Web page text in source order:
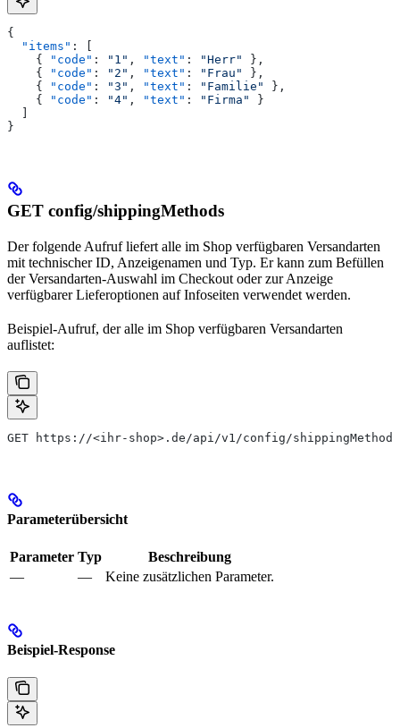
{
  "items"
: [
    {
"code" : "1" , "text" : "Herr"
},
    {
"code" : "2" , "text" : "Frau"
},
    {
"code" : "3" , "text" : "Familie"
},
    {
"code" : "4" , "text" : "Firma"
}
  ]
}
GET config/shippingMethods
Der folgende Aufruf liefert alle im Shop verfügbaren Versandarten
mit technischer ID, Anzeigenamen und Typ. Er kann zum Befüllen
der Versandarten-Auswahl im Checkout oder zur Anzeige
verfügbarer Lieferoptionen auf Infoseiten verwendet werden.
Beispiel-Aufruf, der alle im Shop verfügbaren Versandarten
auflistet:
GET https://<ihr-shop>.de/api/v1/config/shippingMethods
Parameterübersicht
Parameter Typ
Beschreibung
—
— Keine zusätzlichen Parameter.
Beispiel-Response